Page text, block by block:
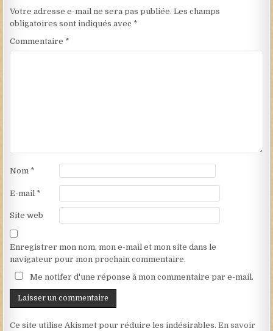
Votre adresse e-mail ne sera pas publiée. Les champs
obligatoires sont indiqués avec *
Commentaire *
Nom *
E-mail *
Site web
Enregistrer mon nom, mon e-mail et mon site dans le
navigateur pour mon prochain commentaire.
Me notifer d'une réponse à mon commentaire par e-mail.
Ce site utilise Akismet pour réduire les indésirables.En savoir